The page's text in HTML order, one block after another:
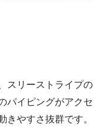
スリーストライプの
パイピングがアクセ
きやすさ抜群です。